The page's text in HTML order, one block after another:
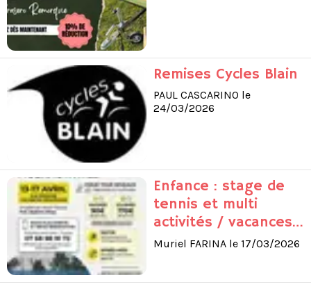
Remises Cycles Blain
PAUL CASCARINO le
24/03/2026
Enfance : stage de
tennis et multi
activités / vacances
de printemps
Muriel FARINA le 17/03/2026